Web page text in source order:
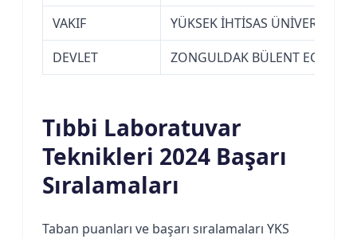
VAKIF
YÜKSEK İHTİSAS
DEVLET
ZONGULDAK BÜLENT ECEVİT
Tıbbi Laboratuvar
Teknikleri 2024 Başarı
Sıralamaları
Taban puanları ve başarı sıralamaları YKS